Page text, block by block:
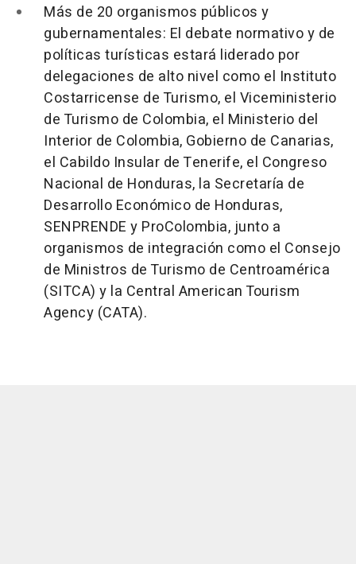
Más de 20 organismos públicos y
gubernamentales: El debate normativo y de
políticas turísticas estará liderado por
delegaciones de alto nivel como el Instituto
Costarricense de Turismo, el Viceministerio
de Turismo de Colombia, el Ministerio del
Interior de Colombia, Gobierno de Canarias,
el Cabildo Insular de Tenerife, el Congreso
Nacional de Honduras, la Secretaría de
Desarrollo Económico de Honduras,
SENPRENDE y ProColombia, junto a
organismos de integración como el Consejo
de Ministros de Turismo de Centroamérica
(SITCA) y la Central American Tourism
Agency (CATA).